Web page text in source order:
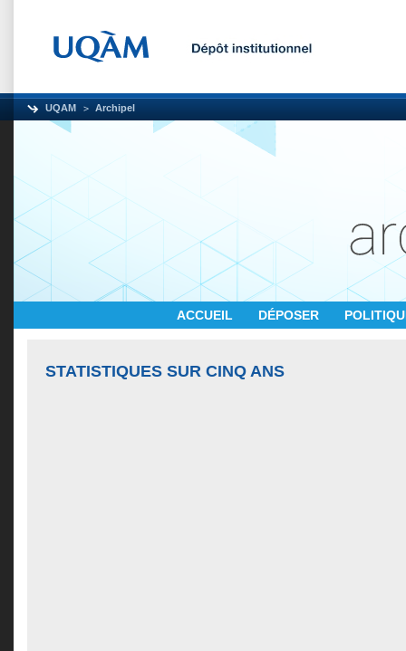
UQAM Archipel
ACCUEIL DÉPOSER
STATISTIQUES SUR CINQ ANS